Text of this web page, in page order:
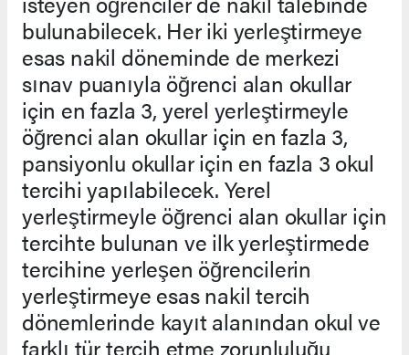
bulunabilecek. Her iki yerleştirmeye
esas nakil döneminde de merkezi
sınav puanıyla öğrenci alan okullar
için en fazla 3, yerel yerleştirmeyle
öğrenci alan okullar için en fazla 3,
pansiyonlu okullar için en fazla 3 okul
tercihi yapılabilecek. Yerel
yerleştirmeyle öğrenci alan okullar için
tercihte bulunan ve ilk yerleştirmede
tercihine yerleşen öğrencilerin
yerleştirmeye esas nakil tercih
dönemlerinde kayıt alanından okul ve
farklı tür tercih etme zorunluluğu